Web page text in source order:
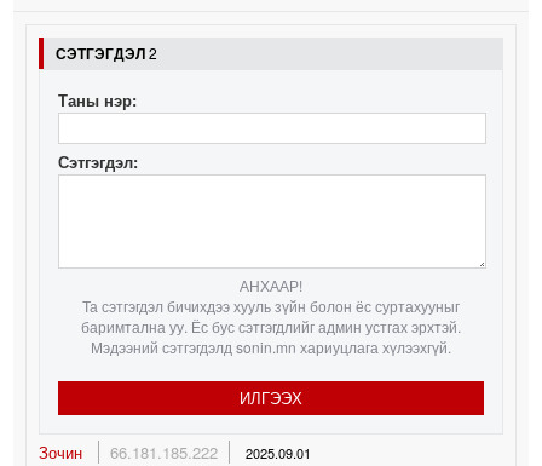
СЭТГЭГДЭЛ2
Таны нэр:
Сэтгэгдэл:
АНХААР!
Та сэтгэгдэл бичихдээ хууль зүйн болон ёс суртахууныг
баримтална уу. Ёс бус сэтгэгдлийг админ устгах эрхтэй.
Мэдээний сэтгэгдэлд sonin.mn хариуцлага хүлээхгүй.
ИЛГЭЭХ
Зочин 66.181.185.222 2025.09.01